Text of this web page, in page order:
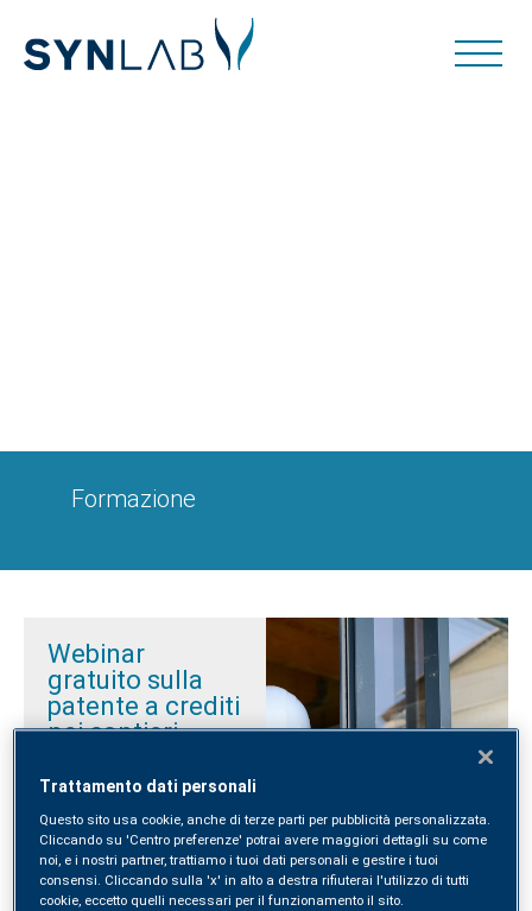
Formazione
Webinar
gratuito sulla
patente a crediti
nei cantieri
organizza un nuovo
Webinar gratuito sul
tema "La patente a
crediti per la sicurezza
nei cantieri" lunedì 7
Trattamento dati personali
Questo sito usa cookie, anche di terze parti per pubblicità personalizzata.
Cliccando su 'Centro preferenze' potrai avere maggiori dettagli su come
noi, e i nostri partner, trattiamo i tuoi dati personali e gestire i tuoi
consensi. Cliccando sulla 'x' in alto a destra rifiuterai l'utilizzo di tutti
cookie, eccetto quelli necessari per il funzionamento il sito.